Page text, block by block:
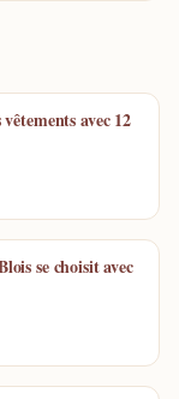
avec 12
se choisit avec